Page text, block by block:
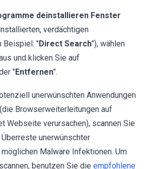
deinstallieren Fenster
verdächtigen
Beispiel: "Direct Search"), wählen
und klicken Sie auf
"Entfernen".
unerwünschten Anwendungen
Browserweiterleitungen auf
Webseite verursachen), scannen Sie
unerwünschter
Malware Infektionen. Um
benutzen Sie die empfohlene